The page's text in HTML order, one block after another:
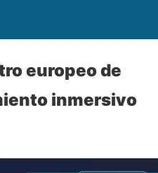
europeo de
inmersivo